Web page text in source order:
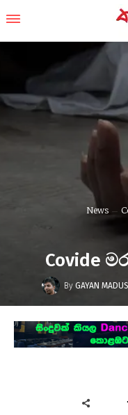
News
Covide
By GAYAN